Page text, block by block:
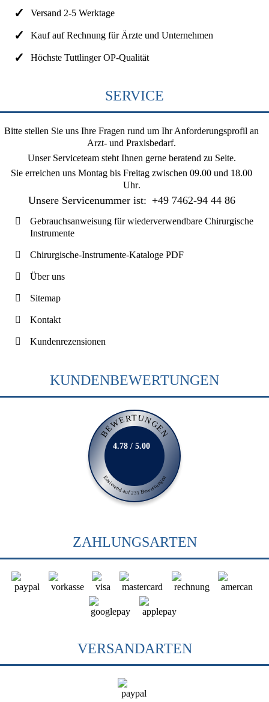
Versand 2-5 Werktage
Kauf auf Rechnung für Ärzte und Unternehmen
Höchste Tuttlinger OP-Qualität
SERVICE
Bitte stellen Sie uns Ihre Fragen rund um Ihr Anforderungsprofil an
Arzt- und Praxisbedarf.
Unser Serviceteam steht Ihnen gerne beratend zu Seite.
Sie erreichen uns Montag bis Freitag zwischen 09.00 und 18.00
Uhr.
Unsere Servicenummer ist: +49 7462-94 44 86
Gebrauchsanweisung für wiederverwendbare Chirurgische
Instrumente
Chirurgische-Instrumente-Kataloge PDF
Über uns
Sitemap
Kontakt
Kundenrezensionen
KUNDENBEWERTUNGEN
BEWERTUNGEN
Basierend auf 231 Bewertungen
4.78 / 5.00
ZAHLUNGSARTEN
VERSANDARTEN